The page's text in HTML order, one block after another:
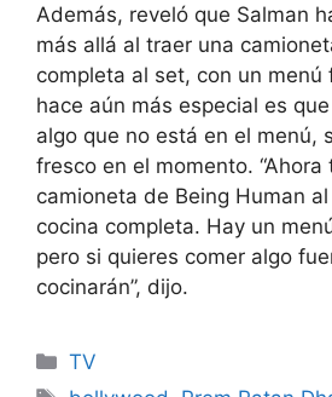
Además, reveló que Salman
más allá al traer una
completa al set, con un menú
hace aún más especial es
algo que no está en el menú,
fresco en el momento. “Ahora
camioneta de Being Human
cocina completa. Hay un
pero si quieres comer algo
cocinarán”, dijo.
Categories
TV